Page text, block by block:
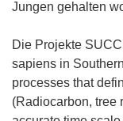
Jungen gehalten
Die Projekte
sapiens in
processes that
(Radiocarbon, tree